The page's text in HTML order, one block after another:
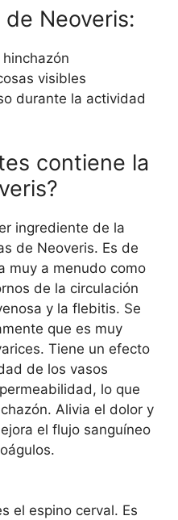
Neoveris:
visibles
durante la actividad
contiene la
ingrediente de la
de Neoveris. Es de
muy a menudo como
de la circulación
y la flebitis. Se
que es muy
Tiene un efecto
de los vasos
lo que
Alivia el dolor y
el flujo sanguíneo
el espino cerval. Es